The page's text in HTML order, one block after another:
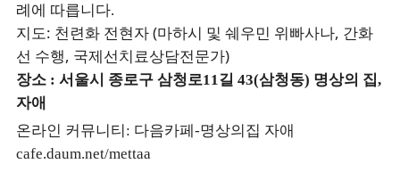
례에 따릅니다.
지도: 천련화 전현자 (마하시 및 쉐우민 위빠사나, 간화
선 수행, 국제선치료상담전문가)
장소 : 서울시 종로구 삼청로11 길 43(삼청동) 명상의 집,
자애
온라인 커뮤니티 : 다음카페-명상의집 자애
cafe.daum.net/mettaa